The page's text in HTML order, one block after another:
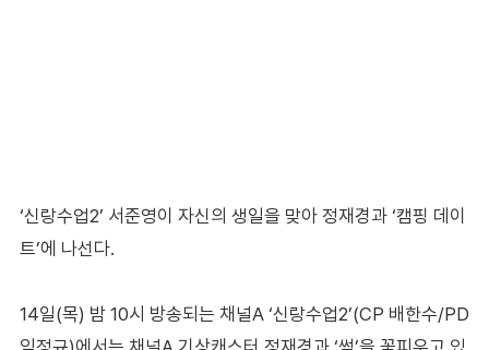
‘신랑수업2’ 서준영이 자신의 생일을 맞아 정재경과 ‘캠핑 데이
트’에 나선다.
14일(목) 밤 10시 방송되는 채널A ‘신랑수업2’(CP 배한수/PD